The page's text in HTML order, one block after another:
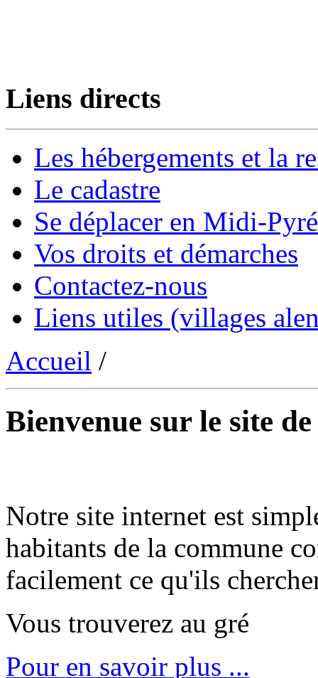
Liens directs
Les hébergements et la
Le cadastre
Se déplacer en Midi-
Vos droits et démarches
Contactez-nous
Liens utiles (villages
Accueil /
Bienvenue sur le site
Notre site internet est
habitants de la commune
facilement ce qu'ils
Vous trouverez au gré
Pour en savoir plus ...